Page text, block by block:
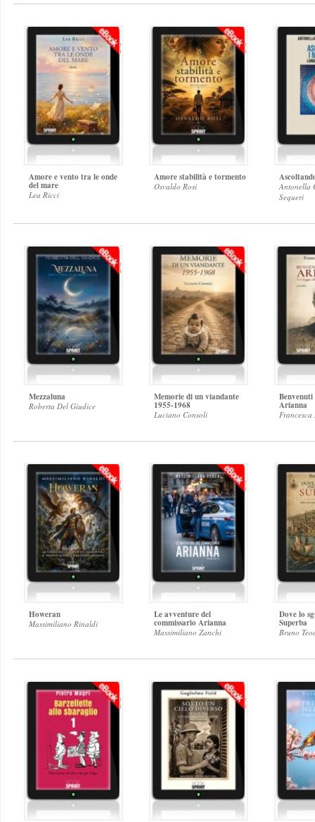
Amore e vento tra le onde
del mare
Lea Ricci
Amore stabilità e tormento
Osvaldo Rosi
Antonella
Sequeri
Mezzaluna
Roberta Del Giudice
Memorie di un viandante
1955-1968
Luciano Consoli
Arianna
Francesca
Howeran
Massimiliano Rinaldi
Le avventure del
commissario Arianna
Massimiliano Zanchi
Dove lo
Superba
Bruno